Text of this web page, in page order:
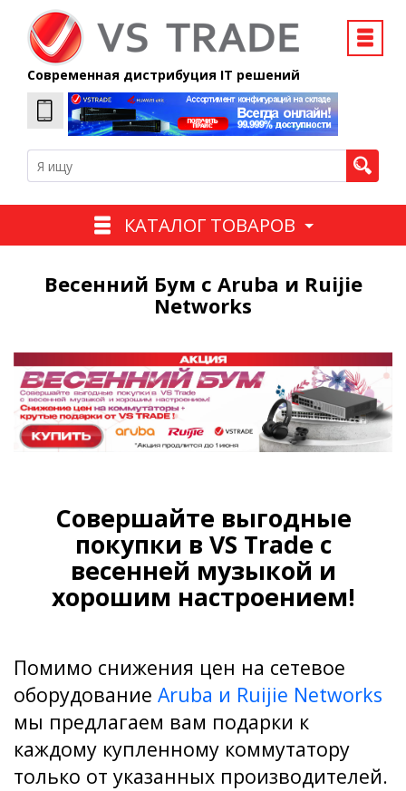
Современная дистрибуция IT решений
КАТАЛОГ ТОВАРОВ
Весенний Бум с Aruba и Ruijie
Networks
Совершайте выгодные
покупки в VS Trade с
весенней музыкой и
хорошим настроением!
Помимо снижения цен на сетевое
оборудование Aruba и Ruijie Networks
мы предлагаем вам подарки к
каждому купленному коммутатору
только от указанных производителей.